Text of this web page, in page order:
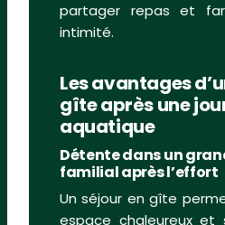
partager repas et
intimité.
Les avantages
gîte après une
aquatique
Détente dans un
familial après l’effort
Un séjour en gîte
espace chaleureux et